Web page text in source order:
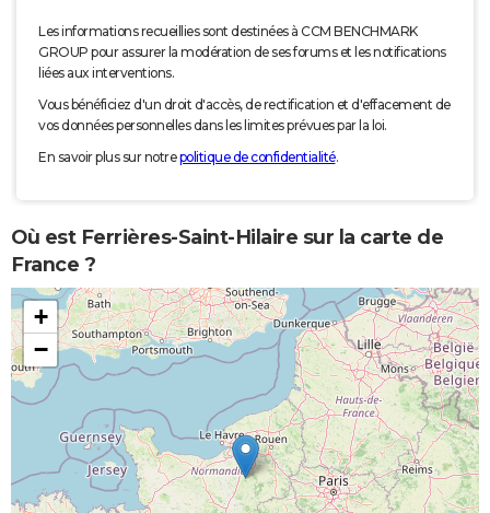
Les informations recueillies sont destinées à CCM BENCHMARK
GROUP pour assurer la modération de ses forums et les notifications
liées aux interventions.
Vous bénéficiez d'un droit d'accès, de rectification et d'effacement de
vos données personnelles dans les limites prévues par la loi.
En savoir plus sur notrepolitique de confidentialité.
Où est Ferrières-Saint-Hilaire sur la carte de
France ?
+
−